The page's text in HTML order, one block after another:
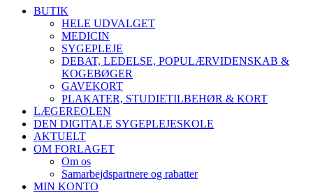
BUTIK
HELE UDVALGET
MEDICIN
SYGEPLEJE
DEBAT, LEDELSE, POPULÆRVIDENSKAB &
KOGEBØGER
GAVEKORT
PLAKATER, STUDIETILBEHØR & KORT
LÆGEREOLEN
DEN DIGITALE SYGEPLEJESKOLE
AKTUELT
OM FORLAGET
Om os
Samarbejdspartnere og rabatter
MIN KONTO